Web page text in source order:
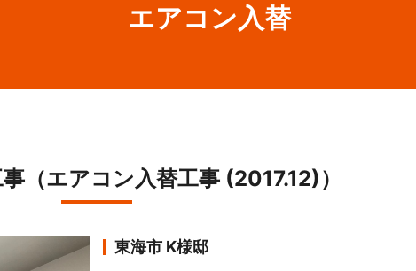
エアコン入替
（エアコン入替工事 (2017.12)）
東海市 K様邸